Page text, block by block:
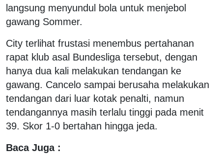
langsung menyundul bola untuk menjebol
gawang Sommer.
City terlihat frustasi menembus pertahanan
rapat klub asal Bundesliga tersebut, dengan
hanya dua kali melakukan tendangan ke
gawang. Cancelo sampai berusaha melakukan
tendangan dari luar kotak penalti, namun
tendangannya masih terlalu tinggi pada menit
39. Skor 1-0 bertahan hingga jeda.
Baca Juga :